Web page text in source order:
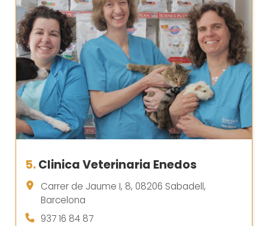
5.Clinica Veterinaria Enedos
Carrer de Jaume I, 8, 08206 Sabadell,
Barcelona
937 16 84 87